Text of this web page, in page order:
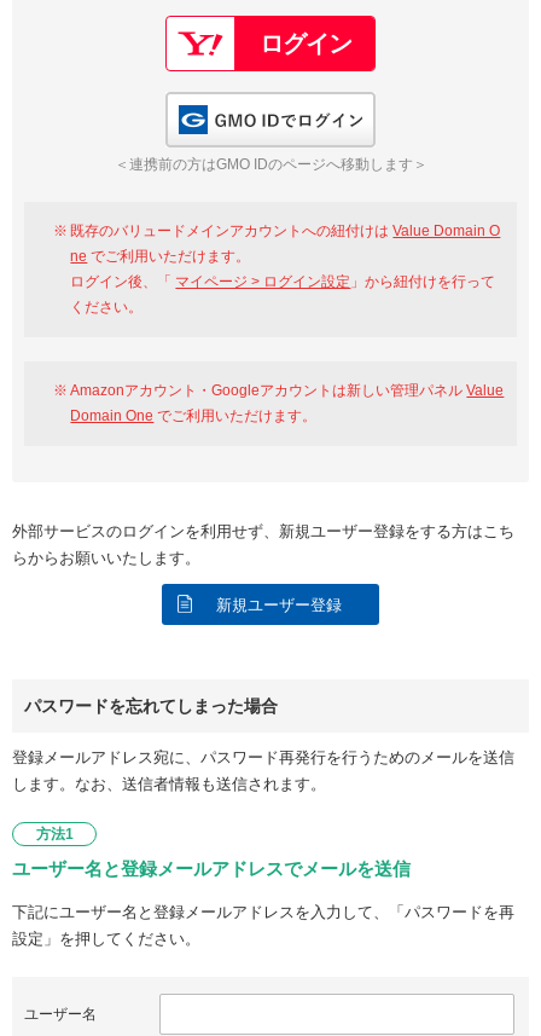
Google
GMO ID Amazon
※AmazonはValue Domain Oneのログイン画面へ遷移します
以下でも登録可能
Google Yahoo!
GMO ID
＜連携前の方はGMO IDのページへ移動します＞
既存のバリュードメインアカウントへの紐付けはValue Domain O
ne でご利用いただけます。
ログイン後、「 マイページ > ログイン設定 」から紐付けを行って
ください。
Amazonアカウント・Googleアカウントは新しい管理パネルValue
Domain One でご利用いただけます。
外部サービスのログインを利用せず、新規ユーザー登録をする方はこち
らからお願いいたします。
新規ユーザー登録
パスワードを忘れてしまった場合
登録メールアドレス宛に、パスワード再発行を行うためのメールを送信
します。なお、送信者情報も送信されます。
方法1
ユーザー名と登録メールアドレスでメールを送信
下記にユーザー名と登録メールアドレスを入力して、「パスワードを再
設定」を押してください。
ユーザー名